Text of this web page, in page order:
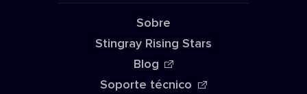
Sobre
Stingray Rising Stars
Blog
Soporte técnico